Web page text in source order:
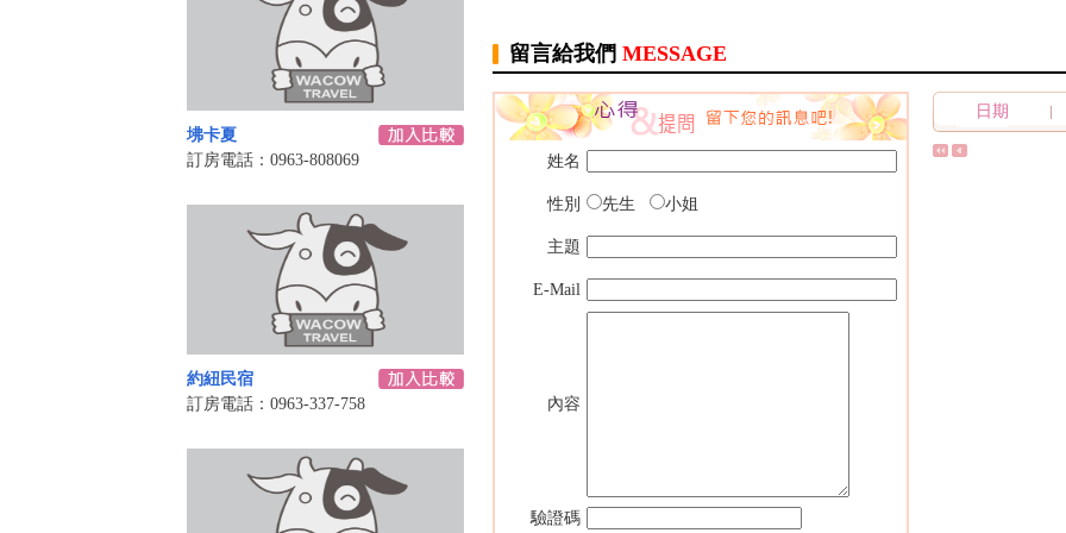
坲卡夏
訂房電話：0963-808069
約紐民宿
訂房電話：0963-337-758
留言給我們 MESSAGE
姓名
性別 先生 小姐
主題
E-Mail
內容
驗證碼
日期